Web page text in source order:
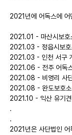
2021년에 어독스에 어
2021.01 - 마산시보호
2021.03 - 정읍시보
2021.03 - 인천 서구
2021.06 - 전주 어독
2021.08 - 비영리 사
2021.08 - 완도보호
2021.10 - 익산 유기견
.
.
2021년은 사단법인 어